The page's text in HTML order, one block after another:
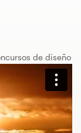
de diseño